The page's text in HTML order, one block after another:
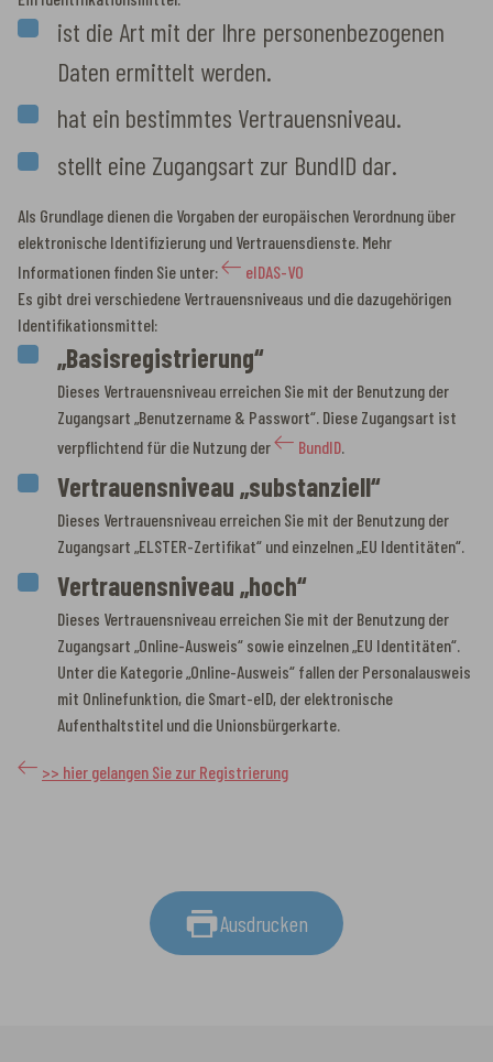
ist die Art mit der Ihre personenbezogenen
Daten ermittelt werden.
hat ein bestimmtes Vertrauensniveau.
stellt eine Zugangsart zur BundID dar.
Als Grundlage dienen die Vorgaben der europäischen Verordnung über
elektronische Identifizierung und Vertrauensdienste. Mehr
Informationen finden Sie unter:
eIDAS-VO
Es gibt drei verschiedene Vertrauensniveaus und die dazugehörigen
Identifikationsmittel:
„Basisregistrierung“
Dieses Vertrauensniveau erreichen Sie mit der Benutzung der
Zugangsart „Benutzername & Passwort“. Diese Zugangsart ist
verpflichtend für die Nutzung der
BundID
Vertrauensniveau „substanziell“
Dieses Vertrauensniveau erreichen Sie mit der Benutzung der
Zugangsart „ELSTER-Zertifikat“ und einzelnen „EU Identitäten“.
Vertrauensniveau „hoch“
Dieses Vertrauensniveau erreichen Sie mit der Benutzung der
Zugangsart „Online-Ausweis“ sowie einzelnen „EU Identitäten“.
Unter die Kategorie „Online-Ausweis“ fallen der Personalausweis
mit Onlinefunktion, die Smart-eID, der elektronische
Aufenthaltstitel und die Unionsbürgerkarte.
>> hier gelangen Sie zur Registrierung
Ausdrucken